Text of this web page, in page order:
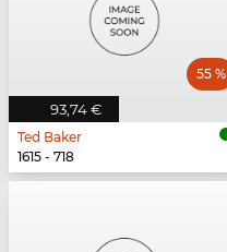
93,74 €
55 %
Ted Baker
1615 - 718